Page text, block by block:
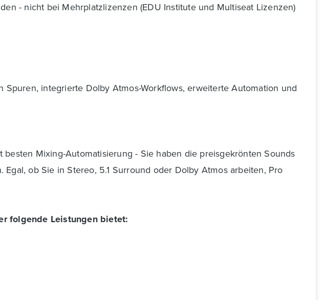
- nicht bei Mehrplatzlizenzen (EDU Institute und Multiseat Lizenzen)
integrierte Dolby Atmos-Workflows, erweiterte Automation und
Mixing-Automatisierung - Sie haben die preisgekrönten Sounds
ob Sie in Stereo, 5.1 Surround oder Dolby Atmos arbeiten, Pro
folgende Leistungen bietet: